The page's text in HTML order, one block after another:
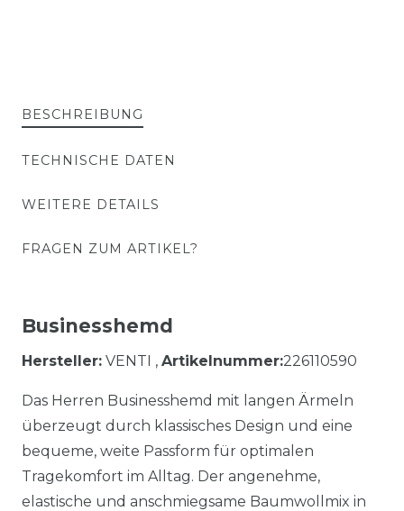
BESCHREIBUNG
TECHNISCHE DATEN
WEITERE DETAILS
FRAGEN ZUM ARTIKEL?
Businesshemd
Hersteller: VENTI , Artikelnummer:226110590
Das Herren Businesshemd mit langen Ärmeln
überzeugt durch klassisches Design und eine
bequeme, weite Passform für optimalen
Tragekomfort im Alltag. Der angenehme,
elastische und anschmiegsame Baumwollmix in